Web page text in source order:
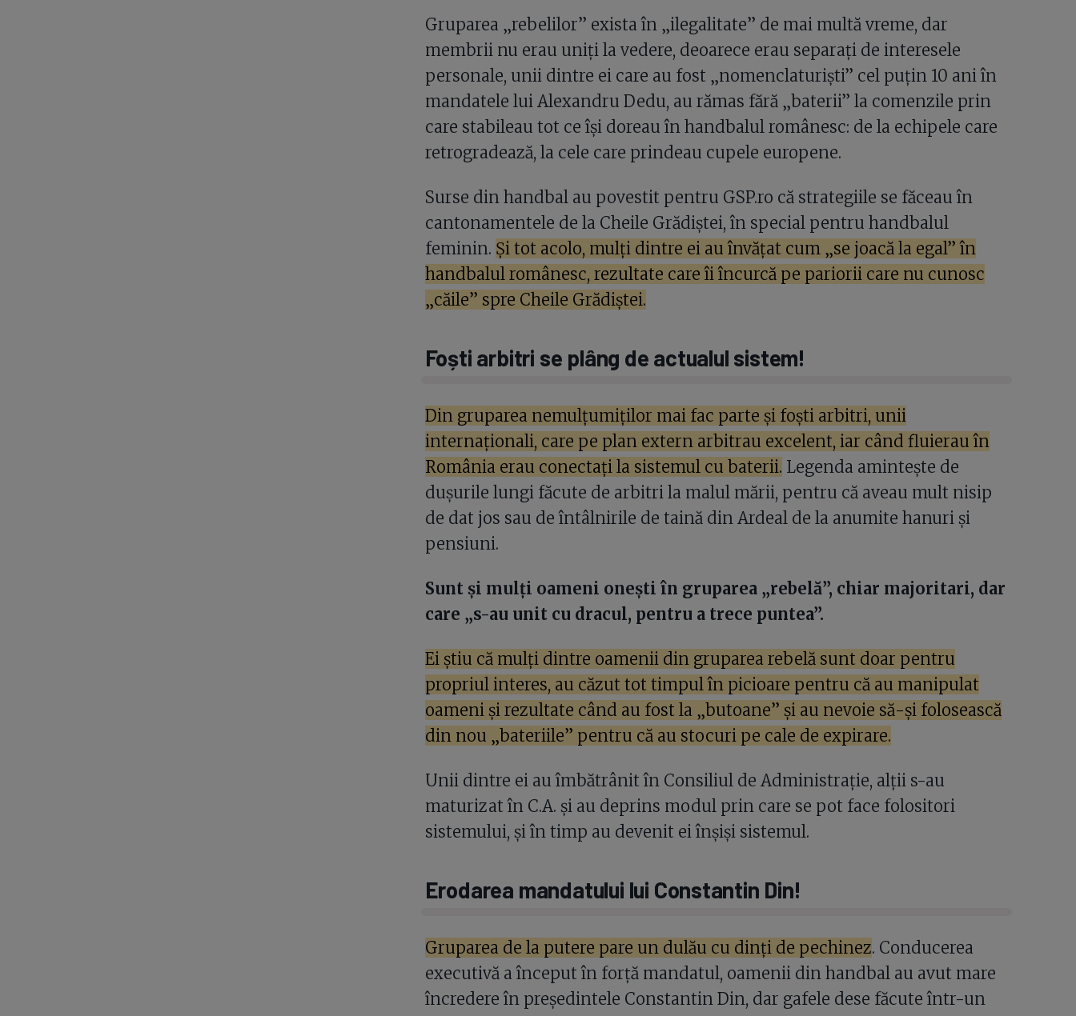
Gruparea „rebelilor” exista în „ilegalitate” de mai multă vreme, dar
membrii nu erau uniți la vedere, deoarece erau separați de interesele
personale, unii dintre ei care au fost „nomenclaturiști” cel puțin 10 ani în
mandatele lui Alexandru Dedu, au rămas fără „baterii” la comenzile prin
care stabileau tot ce își doreau în handbalul românesc: de la echipele care
retrogradează, la cele care prindeau cupele europene.
Surse din handbal au povestit pentru GSP.ro că strategiile se făceau în
cantonamentele de la Cheile Grădiștei, în special pentru handbalul
feminin. Și tot acolo, mulți dintre ei au învățat cum „se joacă la egal” în
handbalul românesc, rezultate care îi încurcă pe pariorii care nu cunosc
„căile” spre Cheile Grădiștei.
Foști arbitri se plâng de actualul sistem!
Din gruparea nemulțumiților mai fac parte și foști arbitri, unii
internaționali, care pe plan extern arbitrau excelent, iar când fluierau în
România erau conectați la sistemul cu baterii. Legenda amintește de
dușurile lungi făcute de arbitri la malul mării, pentru că aveau mult nisip
de dat jos sau de întâlnirile de taină din Ardeal de la anumite hanuri și
pensiuni.
Sunt și mulți oameni onești în gruparea „rebelă”, chiar majoritari, dar
care „s-au unit cu dracul, pentru a trece puntea”.
Ei știu că mulți dintre oamenii din gruparea rebelă sunt doar pentru
propriul interes, au căzut tot timpul în picioare pentru că au manipulat
oameni și rezultate când au fost la „butoane” și au nevoie să-și folosească
din nou „bateriile” pentru că au stocuri pe cale de expirare.
Unii dintre ei au îmbătrânit în Consiliul de Administrație, alții s-au
maturizat în C.A. și au deprins modul prin care se pot face folositori
sistemului, și în timp au devenit ei înșiși sistemul.
Erodarea mandatului lui Constantin Din!
Gruparea de la putere pare un dulău cu dinți de pechinez. Conducerea
executivă a început în forță mandatul, oamenii din handbal au avut mare
încredere în președintele Constantin Din, dar gafele dese făcute într-un